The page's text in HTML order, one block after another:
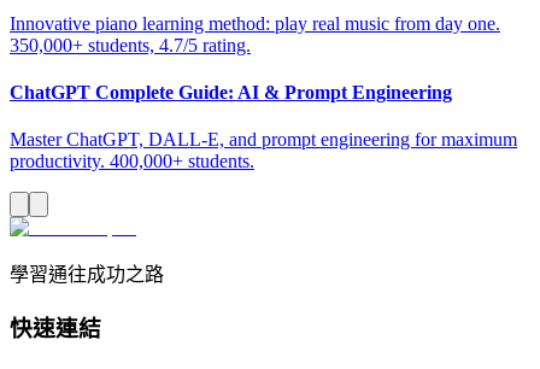
Innovative piano learning method: play real music from day one.
350,000+ students, 4.7/5 rating.
ChatGPT Complete Guide: AI & Prompt Engineering
Master ChatGPT, DALL-E, and prompt engineering for maximum
productivity. 400,000+ students.
學習通往成功之路
快速連結